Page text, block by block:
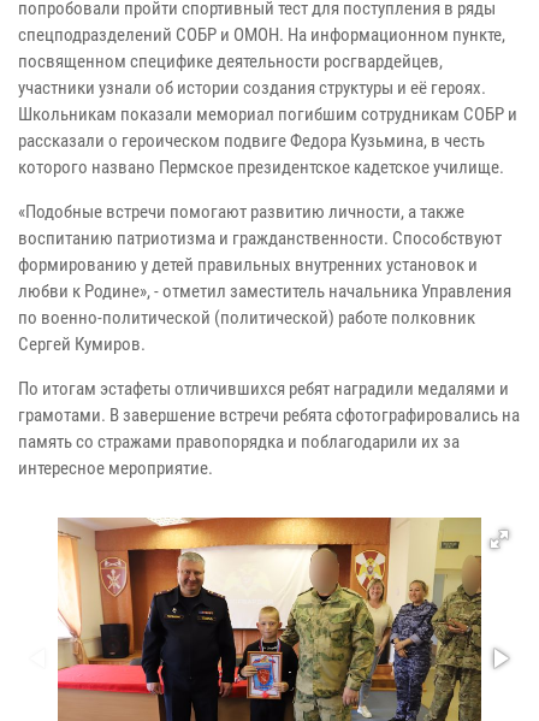
попробовали пройти спортивный тест для поступления в ряды
спецподразделений СОБР и ОМОН. На информационном пункте,
посвященном специфике деятельности росгвардейцев,
участники узнали об истории создания структуры и её героях.
Школьникам показали мемориал погибшим сотрудникам СОБР и
рассказали о героическом подвиге Федора Кузьмина, в честь
которого названо Пермское президентское кадетское училище.
«Подобные встречи помогают развитию личности, а также
воспитанию патриотизма и гражданственности. Способствуют
формированию у детей правильных внутренних установок и
любви к Родине», - отметил заместитель начальника Управления
по военно-политической (политической) работе полковник
Сергей Кумиров.
По итогам эстафеты отличившихся ребят наградили медалями и
грамотами. В завершение встречи ребята сфотографировались на
память со стражами правопорядка и поблагодарили их за
интересное мероприятие.